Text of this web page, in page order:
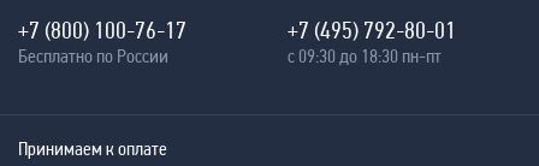
+7 (800) 100-76-17
Бесплатно по России
+7 (495) 792-80-01
с 09:30 до 18:30 пн-пт
Принимаем к оплате